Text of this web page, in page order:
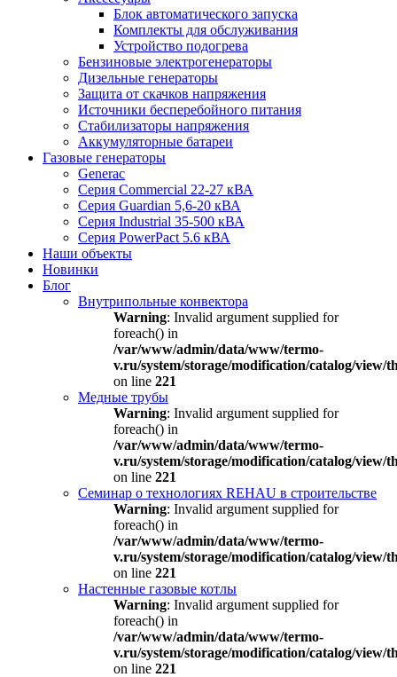
Блок автоматического запуска
Комплекты для обслуживания
Устройство подогрева
Бензиновые электрогенераторы
Дизельные генераторы
Защита от скачков напряжения
Источники бесперебойного питания
Стабилизаторы напряжения
Аккумуляторные батареи
Газовые генераторы
Generac
Серия Commercial 22-27 кВА
Серия Guardian 5,6-20 кВА
Серия Industrial 35-500 кВА
Серия PowerPact 5.6 кВА
Наши объекты
Новинки
Блог
Внутрипольные конвектора
Warning: Invalid argument supplied for
foreach() in
/var/www/admin/data/www/termo-
v.ru/system/storage/modification/catalog/view/
on line 221
Медные трубы
Warning: Invalid argument supplied for
foreach() in
/var/www/admin/data/www/termo-
v.ru/system/storage/modification/catalog/view/
on line 221
Семинар о технологиях REHAU в строительстве
Warning: Invalid argument supplied for
foreach() in
/var/www/admin/data/www/termo-
v.ru/system/storage/modification/catalog/view/
on line 221
Настенные газовые котлы
Warning: Invalid argument supplied for
foreach() in
/var/www/admin/data/www/termo-
v.ru/system/storage/modification/catalog/view/
on line 221